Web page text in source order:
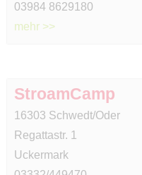
03984 8629180
mehr >>
StroamCamp
16303 Schwedt/Oder
Regattastr. 1
Uckermark